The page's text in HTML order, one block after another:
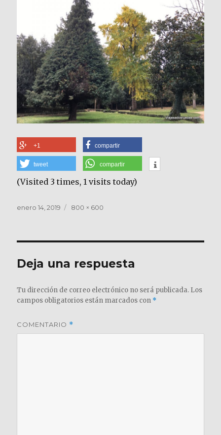
+1 compartir
tweet compartir
(Visited 3 times, 1 visits today)
Publicado
enero 14, 2019
Tamaño
800 × 600
Deja una respuesta
Tu dirección de correo electrónico no será publicada. Los
campos obligatorios están marcados con *
COMENTARIO *